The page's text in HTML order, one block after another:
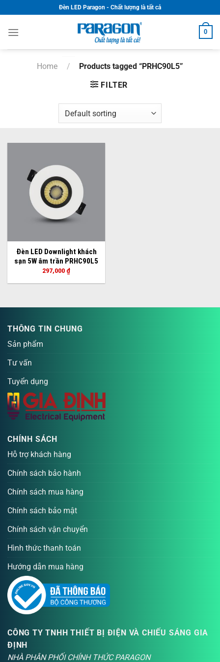
to
content
Đèn LED Paragon - Chất lượng là tất cả
0
Home /
Products tagged “PRHC90L5”
FILTER
Đèn LED Downlight khách
sạn 5W âm trần PRHC90L5
297,000 ₫
THÔNG TIN CHUNG
Sản phẩm
Tư vấn
Tuyển dụng
CHÍNH SÁCH
Hỗ trợ khách hàng
Chính sách bảo hành
Chính sách mua hàng
Chính sách bảo mật
Chính sách vận chuyển
Hình thức thanh toán
Hướng dẫn mua hàng
CÔNG TY TNHH THIẾT BỊ ĐIỆN VÀ CHIẾU SÁNG GIA
ĐỊNH
NHÀ PHÂN PHỐI CHÍNH THỨC PARAGON